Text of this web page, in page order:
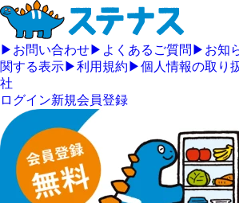
▶ お問い合わせ▶ よくあるご質問 ▶ お知
関する表示▶利用規約 ▶個人情報の取り
社
ログイン新規会員登録